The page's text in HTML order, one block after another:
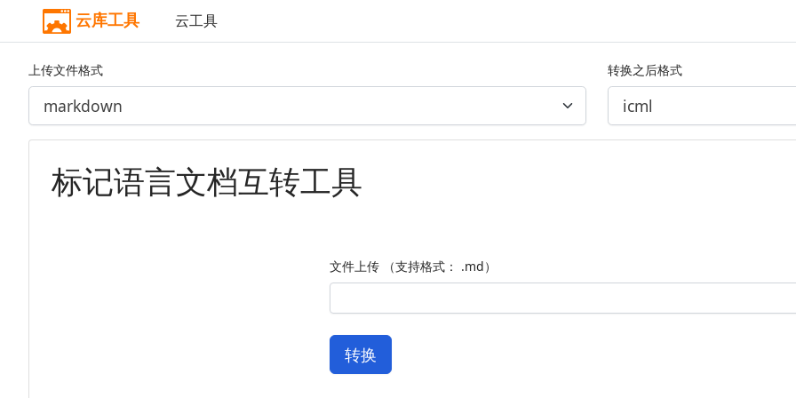
云库工具 云工具
上传文件格式 转换之后格式
标记语言文档互转工具
文件上传 （支持格式： .md）
转换